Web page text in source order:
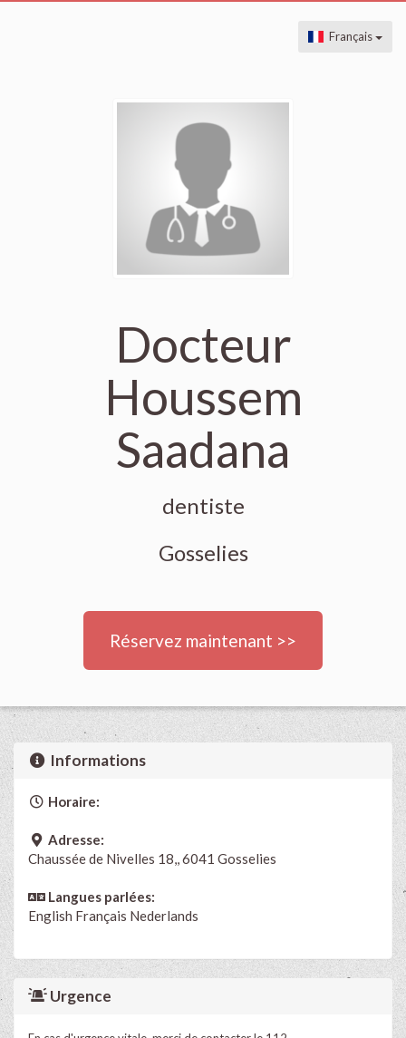
Français
Docteur
Houssem
Saadana
dentiste
Gosselies
Réservez maintenant >>
Informations
Horaire:
Adresse:
Chaussée de Nivelles 18,, 6041 Gosselies
Langues parlées:
English Français Nederlands
Urgence